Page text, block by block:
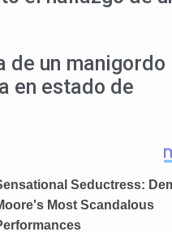
de un
en estado de